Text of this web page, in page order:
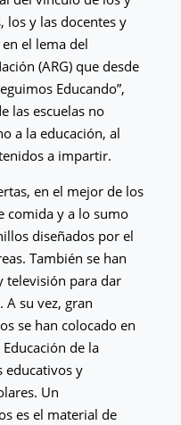
los y las docentes y
el lema del
(ARG) que desde
Educando”,
las escuelas no
a la educación, al
a impartir.
en el mejor de los
comida y a lo sumo
diseñados por el
También se han
televisión para dar
su vez, gran
se han colocado en
de la
educativos y
Un
es el material de